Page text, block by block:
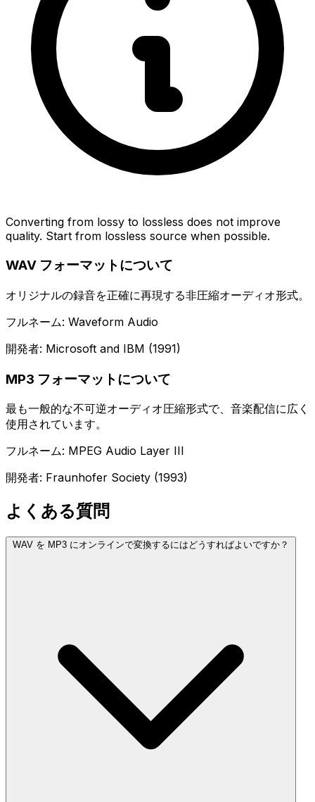
Converting from lossy to lossless does not improve
quality. Start from lossless source when possible.
WAV フォーマットについて
オリジナルの録音を正確に再現する非圧縮オーディオ形式。
フルネーム: Waveform Audio
開発者: Microsoft and IBM (1991)
MP3 フォーマットについて
最も一般的な不可逆オーディオ圧縮形式で、音楽配信に広く
使用されています。
フルネーム: MPEG Audio Layer III
開発者: Fraunhofer Society (1993)
よくある質問
WAV を MP3 にオンラインで変換するにはどうすればよいですか？